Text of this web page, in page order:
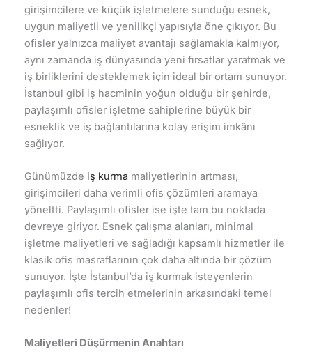
girişimcilere ve küçük işletmelere sunduğu esnek,
uygun maliyetli ve yenilikçi yapısıyla öne çıkıyor. Bu
ofisler yalnızca maliyet avantajı sağlamakla kalmıyor,
aynı zamanda iş dünyasında yeni fırsatlar yaratmak ve
iş birliklerini desteklemek için ideal bir ortam sunuyor.
İstanbul gibi iş hacminin yoğun olduğu bir şehirde,
paylaşımlı ofisler işletme sahiplerine büyük bir
esneklik ve iş bağlantılarına kolay erişim imkânı
sağlıyor.
Günümüzde iş kurma maliyetlerinin artması,
girişimcileri daha verimli ofis çözümleri aramaya
yöneltti. Paylaşımlı ofisler ise işte tam bu noktada
devreye giriyor. Esnek çalışma alanları, minimal
işletme maliyetleri ve sağladığı kapsamlı hizmetler ile
klasik ofis masraflarının çok daha altında bir çözüm
sunuyor. İşte İstanbul’da iş kurmak isteyenlerin
paylaşımlı ofis tercih etmelerinin arkasındaki temel
nedenler!
Maliyetleri Düşürmenin Anahtarı